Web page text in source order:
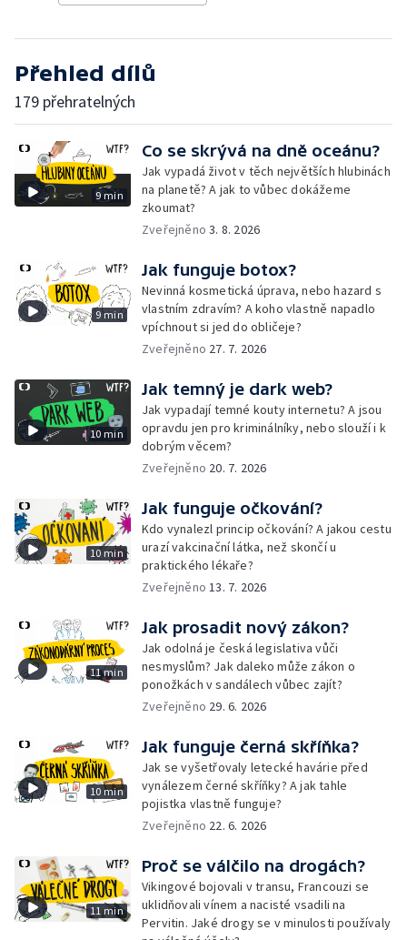
Přehled dílů
179 přehratelných
9 min
Co se skrývá na dně oceánu?
Jak vypadá život v těch největších hlubinách
na planetě? A jak to vůbec dokážeme
zkoumat?
Zveřejněno3. 8. 2026
9 min
Jak funguje botox?
Nevinná kosmetická úprava, nebo hazard s
vlastním zdravím? A koho vlastně napadlo
vpíchnout si jed do obličeje?
Zveřejněno 27. 7. 2026
10 min
Jak temný je dark web?
Jak vypadají temné kouty internetu? A jsou
opravdu jen pro kriminálníky, nebo slouží i k
dobrým věcem?
Zveřejněno 20. 7. 2026
10 min
Jak funguje očkování?
Kdo vynalezl princip očkování? A jakou cestu
urazí vakcinační látka, než skončí u
praktického lékaře?
Zveřejněno13. 7. 2026
11 min
Jak prosadit nový zákon?
Jak odolná je česká legislativa vůči
nesmyslům? Jak daleko může zákon o
ponožkách v sandálech vůbec zajít?
Zveřejněno 29. 6. 2026
10 min
Jak funguje černá skříňka?
Jak se vyšetřovaly letecké havárie před
vynálezem černé skříňky? A jak tahle
pojistka vlastně funguje?
Zveřejněno 22. 6. 2026
11 min
Proč se válčilo na drogách?
Vikingové bojovali v transu, Francouzi se
uklidňovali vínem a nacisté vsadili na
Pervitin. Jaké drogy se v minulosti používaly